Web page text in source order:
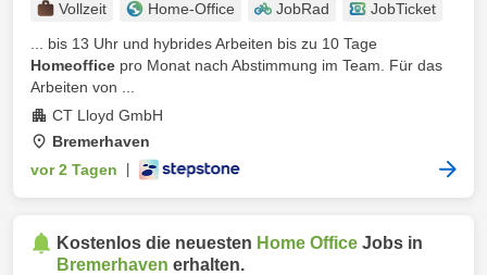
Vollzeit Home-Office JobRad
JobTicket
... bis 13 Uhr und hybrides Arbeiten bis zu 10 Tage
Homeoffice pro Monat nach Abstimmung im Team. Für das
Arbeiten von ...
CT Lloyd GmbH
Bremerhaven
vor 2 Tagen
Kostenlos die neuesten Home Office Jobs in
Bremerhaven erhalten.